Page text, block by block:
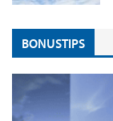
BONUSTIPS